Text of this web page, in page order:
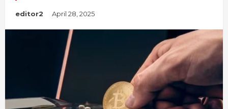
editor2 April 28, 2025